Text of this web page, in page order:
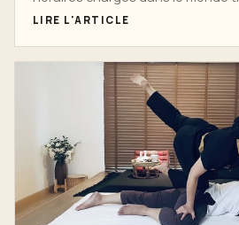
d'aujourd'hui et de s'adonner à...
LIRE L'ARTICLE